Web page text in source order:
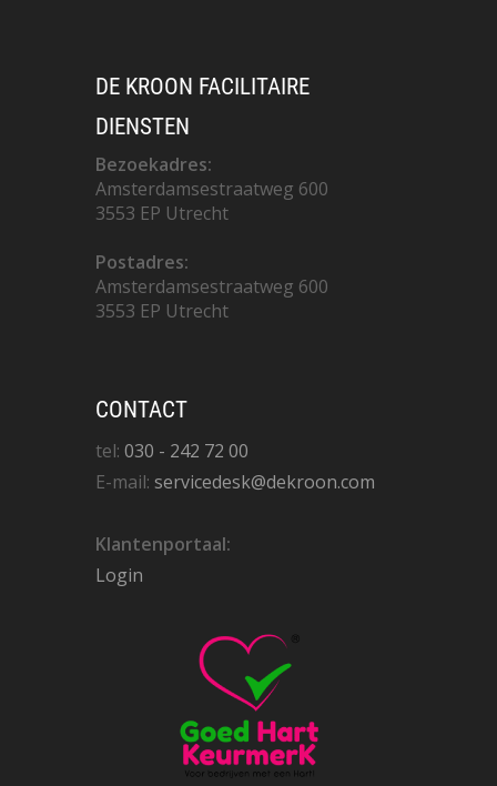
DE KROON FACILITAIRE
DIENSTEN
Bezoekadres:
Amsterdamsestraatweg 600
3553 EP Utrecht
Postadres:
Amsterdamsestraatweg 600
3553 EP Utrecht
CONTACT
tel: 030 - 242 72 00
E-mail: servicedesk@dekroon.com
Klantenportaal:
Login